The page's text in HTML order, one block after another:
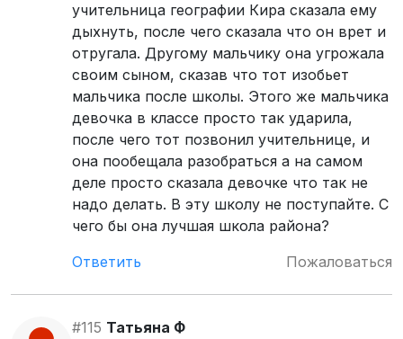
учительница географии Кира сказала ему
дыхнуть, после чего сказала что он врет и
отругала. Другому мальчику она угрожала
своим сыном, сказав что тот изобьет
мальчика после школы. Этого же мальчика
девочка в классе просто так ударила,
после чего тот позвонил учительнице, и
она пообещала разобраться а на самом
деле просто сказала девочке что так не
надо делать. В эту школу не поступайте. С
чего бы она лучшая школа района?
Ответить
Пожаловаться
#115 Татьяна Ф